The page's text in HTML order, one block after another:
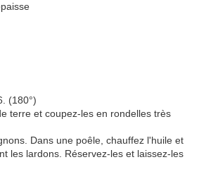
(180°)
terre et coupez-les en rondelles très
Dans une poêle, chauffez l'huile et
les lardons. Réservez-les et laissez-les